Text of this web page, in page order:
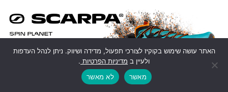
האתר עושה שימוש בקוקיז לצורכי תפעול, מדידה ושיווק. ניתן לנהל העדפות
ולעיין ב מדיניות הפרטיות .
מאשר
לא מאשר